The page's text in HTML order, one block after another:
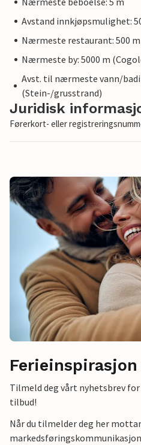
Avstand innkjøpsmulighet:
Nærmeste restaurant: 500 m
Nærmeste by: 5000 m
Avst. til nærmeste vann/
(Stein-/grusstrand)
Juridisk
Førerkort- eller
Tilmeld deg vårt nyhetsbrev
tilbud!
Når du tilmelder deg her
markedsføringskommunikasjon